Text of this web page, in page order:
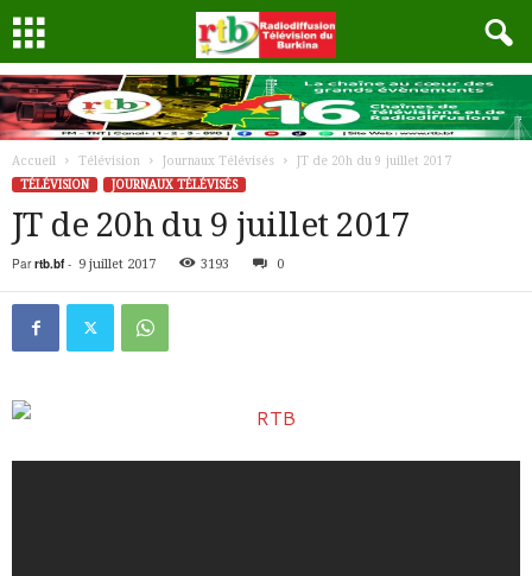
Accueil Télévision Journaux Télévisés
JT de 20h du 9 juillet 2017
TÉLÉVISION
JOURNAUX TÉLÉVISÉS
JT de 20h du 9 juillet 2017
Par rtb.bf- 9 juillet 2017 3193 0